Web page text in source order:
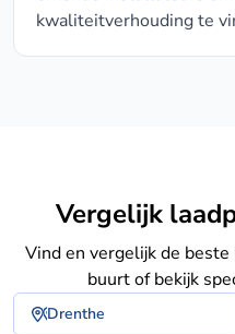
kwaliteitverhouding te
Vergelijk
Vind en vergelijk de
buurt of bekijk
Drenthe